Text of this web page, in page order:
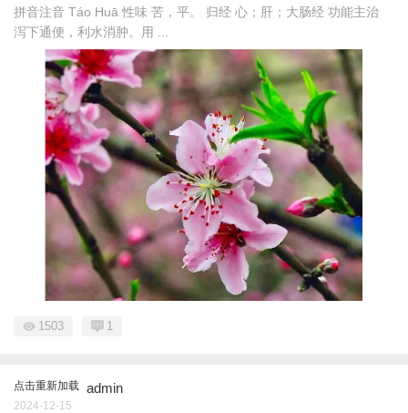
拼音注音 Táo Huā 性味 苦，平。 归经 心；肝；大肠经 功能主治
泻下通便，利水消肿。用 ...
1503 1
点击重新加载 admin
2024-12-15